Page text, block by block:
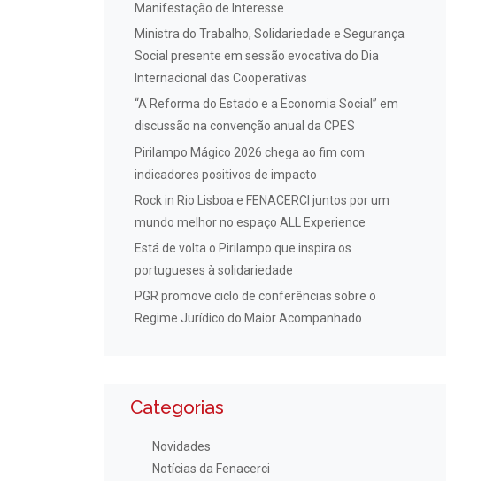
Manifestação de Interesse
Ministra do Trabalho, Solidariedade e Segurança
Social presente em sessão evocativa do Dia
Internacional das Cooperativas
“A Reforma do Estado e a Economia Social” em
discussão na convenção anual da CPES
Pirilampo Mágico 2026 chega ao fim com
indicadores positivos de impacto
Rock in Rio Lisboa e FENACERCI juntos por um
mundo melhor no espaço ALL Experience
Está de volta o Pirilampo que inspira os
portugueses à solidariedade
PGR promove ciclo de conferências sobre o
Regime Jurídico do Maior Acompanhado
Categorias
Novidades
Notícias da Fenacerci